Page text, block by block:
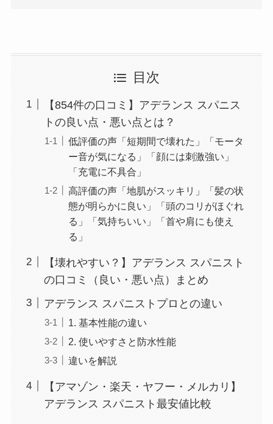
目次
【854件の口コミ】アデランス スパニス
トの良い点・悪い点とは？
低評価の声「短期間で壊れた」「モータ
ー音が気になる」「顔には刺激強い」
「充電に不具合」
高評価の声「地肌がスッキリ」「髪の状
態が明らかに良い」「頭のコリがほぐれ
る」「気持ちいい」「首や肩にも使え
る」
【壊れやすい？】アデランス スパニスト
の口コミ（良い・悪い点）まとめ
アデランス スパニストプロとの違い
1. 基本性能の違い
2. 使いやすさと防水性能
違いを解説
【アマゾン・楽天・ヤフー・メルカリ】
アデランス スパニスト最安値比較